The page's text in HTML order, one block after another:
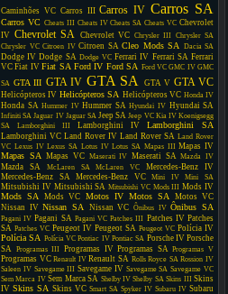
Caminhões VC Carros III Carros IV Carros SA
Carros VC Cheats III Cheats IV Cheats SA Cheats VC Chevrolet
IV Chevrolet SA Chevrolet VC Chrysler III Chrysler SA
Chrysler VC Citroen IV Citroen SA Cleo Mods SA Dacia SA
Dodge IV Dodge SA Dodge VC Ferrari IV Ferrari SA Ferrari
VC Fiat IV Fiat SA Ford IV Ford SA Ford VC GMC IV GMC
SA GTA III GTA IV GTA SA GTA V GTA VC
Helicópteros IV Helicópteros SA Helicópteros VC Honda IV
Honda SA Hummer IV Hummer SA Hyundai IV Hyundai SA
Infiniti SA Jaguar IV Jaguar SA Jeep SA Jeep VC Kia IV Koenigsegg
SA
Lamborghini III Lamborghini IV Lamborghini SA
Lamborghini VC Land Rover IV Land Rover SA Land Rover
VC Lexus IV Lexus SA Lotus IV Lotus SA Mapas III Mapas IV
Mapas SA Mapas VC Maserati IV Maserati SA Mazda IV
Mazda SA McLaren SA McLaren VC
Mercedes-Benz IV
Mercedes-Benz SA
Mercedes-Benz VC Mini IV Mini SA
Mitsubishi IV Mitsubishi SA Mitsubishi VC Mods III Mods IV
Mods SA Mods VC Motos IV Motos SA
Motos VC
Nissan IV Nissan SA Nissan VC Ônibus IV Ônibus SA
Pagani IV Pagani SA Pagani VC Patches III Patches IV Patches
SA Patches VC Peugeot IV Peugeot SA Peugeot VC Polícia IV
Polícia SA Polícia VC Pontiac IV Pontiac SA Porsche IV Porsche
SA Programas III Programas IV Programas SA Programas V
Programas VC Renault IV Renault SA Rolls Royce SA Rossion IV
Saleen IV Savegame III Savegame IV Savegame SA Savegame VC
Sem Marca IV Sem Marca SA Shelby IV Shelby SA Skins III Skins
IV Skins SA Skins VC Smart SA Spyker IV Subaru IV Subaru